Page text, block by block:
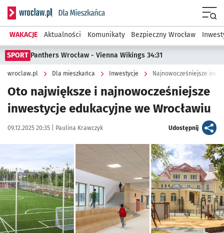
Serwis informacyjny wroclaw.pl podserwis: Dla mieszkańca
WAKACJE Aktualności Komunikaty Bezpieczny Wrocław
SPORT Panthers Wrocław - Vienna Wikings 34:31
wroclaw.pl Dla mieszkańca Inwestycje Najnowocześniejsze
Oto największe i najnowocześniejsze
inwestycje edukacyjne we Wrocławiu
Data publikacji:
09.12.2025 20:35 | Autor:
Paulina Krawczyk Udostępnijartykuł
Kliknij, aby zobaczyć galerię